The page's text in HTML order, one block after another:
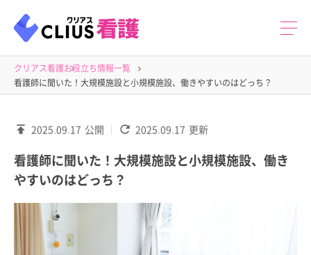
クリアス看護お役立ち情報一覧
看護師に聞いた！大規模施設と小規模施設、働きやすいのはどっち？
2025.09.17 公開 2025.09.17 更新
看護師に聞いた！大規模施設と小規模施設、働き
やすいのはどっち？